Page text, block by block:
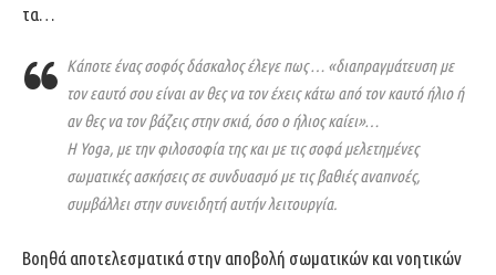
τα…
Κάποτε ένας σοφός δάσκαλος έλεγε πως … «διαπραγμάτευση με
τον εαυτό σου είναι αν θες να τον έχεις κάτω από τον καυτό ήλιο ή
αν θες να τον βάζεις στην σκιά, όσο ο ήλιος καίει»…
Η Yoga, με την φιλοσοφία της και με τις σοφά μελετημένες
σωματικές ασκήσεις σε συνδυασμό με τις βαθιές αναπνοές,
συμβάλλει στην συνειδητή αυτήν λειτουργία.
Βοηθά αποτελεσματικά στην αποβολή σωματικών και νοητικών